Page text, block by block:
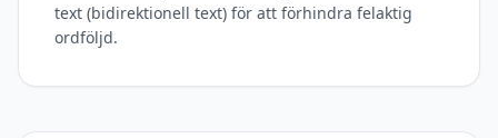
text (bidirektionell text) för att förhindra felaktig
ordföljd.